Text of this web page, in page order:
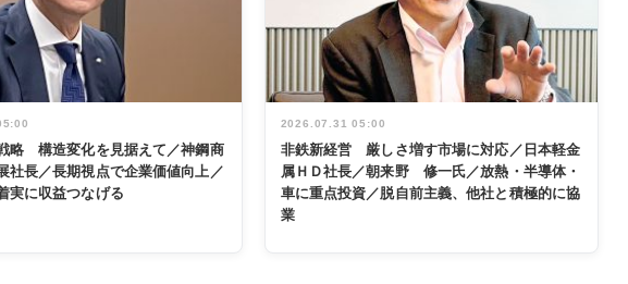
略 構造変化を見据えて／神鋼商
長／長期視点で企業価値向上／
実に収益つなげる
2026.07.31 05:00
非鉄新経営 厳しさ増す市場に対応／日本軽金
属ＨＤ社長／朝来野 修一氏／放熱・半導体・
車に重点投資／脱自前主義、他社と積極的に協
業